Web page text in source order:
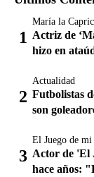
María la
Actriz de
hizo en
Actualidad
Futbolistas
son
El Juego de
Actor de 'El
hace años: